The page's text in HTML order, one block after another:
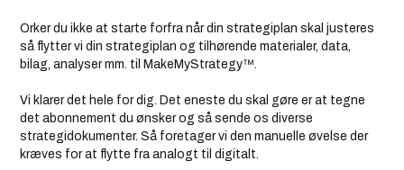
Orker du ikke at starte forfra når din strategiplan skal justeres
så flytter vi din strategiplan og tilhørende materialer, data,
bilag, analyser mm. til MakeMyStrategy™.
Vi klarer det hele for dig. Det eneste du skal gøre er at tegne
det abonnement du ønsker og så sende os diverse
strategidokumenter. Så foretager vi den manuelle øvelse der
kræves for at flytte fra analogt til digitalt.